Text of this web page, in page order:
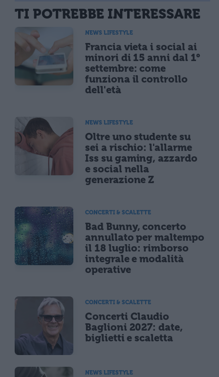
TI POTREBBE INTERESSARE
NEWS LIFESTYLE
Francia vieta i social ai
minori di 15 anni dal 1°
settembre: come
funziona il controllo
dell'età
NEWS LIFESTYLE
Oltre uno studente su
sei a rischio: l'allarme
Iss su gaming, azzardo
e social nella
generazione Z
CONCERTI & SCALETTE
Bad Bunny, concerto
annullato per maltempo
il 18 luglio: rimborso
integrale e modalità
operative
CONCERTI & SCALETTE
Concerti Claudio
Baglioni 2027: date,
biglietti e scaletta
NEWS LIFESTYLE